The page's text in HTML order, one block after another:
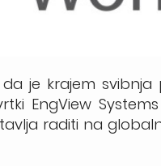
je krajem
EngView
raditi na